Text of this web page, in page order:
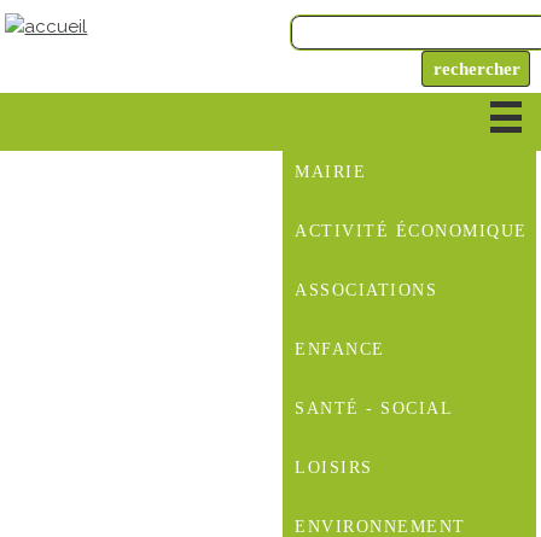
MAIRIE
ACTIVITÉ ÉCONOMIQUE
ASSOCIATIONS
ENFANCE
SANTÉ - SOCIAL
LOISIRS
ENVIRONNEMENT